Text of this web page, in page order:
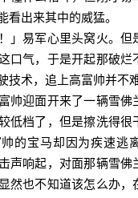
看出来其中的威猛。
易军心里头窝火。但
口气，于是开起那破烂
技术，追上高富帅并不难
迎面开来了一辆雪佛
低档了，但是擦洗得很
的宝马却因为疾速逃
声响起，对面那辆雪佛
然也不知道该怎么办，